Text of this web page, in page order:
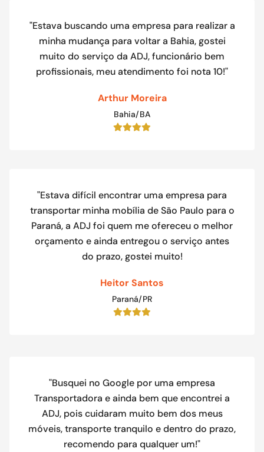
"Estava buscando uma empresa para realizar a
minha mudança para voltar a Bahia, gostei
muito do serviço da ADJ, funcionário bem
profissionais, meu atendimento foi nota 10!"
Arthur Moreira
Bahia/BA
"Estava difícil encontrar uma empresa para
transportar minha mobília de São Paulo para o
Paraná, a ADJ foi quem me ofereceu o melhor
orçamento e ainda entregou o serviço antes
do prazo, gostei muito!
Heitor Santos
Paraná/PR
"Busquei no Google por uma empresa
Transportadora e ainda bem que encontrei a
ADJ, pois cuidaram muito bem dos meus
móveis, transporte tranquilo e dentro do prazo,
recomendo para qualquer um!"